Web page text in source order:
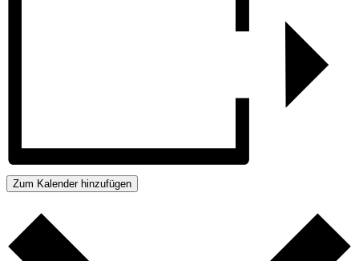
Zum Kalender hinzufügen